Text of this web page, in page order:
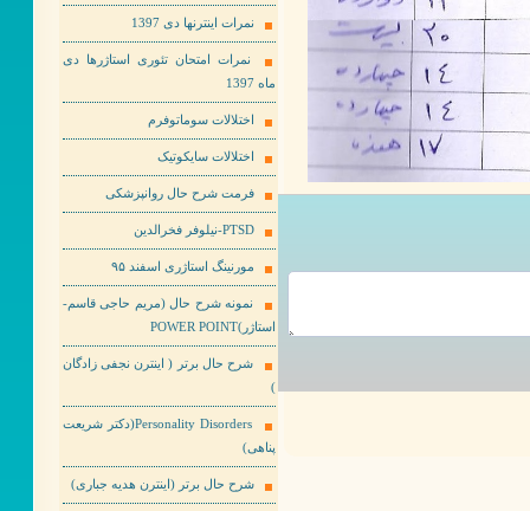
نمرات اینترنها دی 1397
نمرات امتحان تئوری استاژرها دی
ماه 1397
اختلالات سوماتوفرم
اختلالات سایکوتیک
فرمت شرح حال روانپزشکی
PTSD-نیلوفر فخرالدین
مورنینگ استاژری اسفند ۹۵
نمونه شرح حال (مریم حاجی قاسم-
استاژر)POWER POINT
شرح حال برتر ( اینترن نجفی زادگان
)
Personality Disorders(دکتر شریعت
پناهی)
شرح حال برتر (اینترن هدیه جباری)